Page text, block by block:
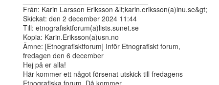
Från: Karin Larsson Eriksson &lt;karin.eriksson(a)lnu.se&gt;
Skickat: den 2 december 2024 11:44
Till: etnografisktforum(a)lists.sunet.se
Kopia: Karin.Eriksson(a)usn.no
Ämne: [Etnografisktforum] Inför Etnografiskt forum,
fredagen den 6 december
Hej på er alla!
Här kommer ett något försenat utskick till fredagens
Etnografiska forum. Då kommer